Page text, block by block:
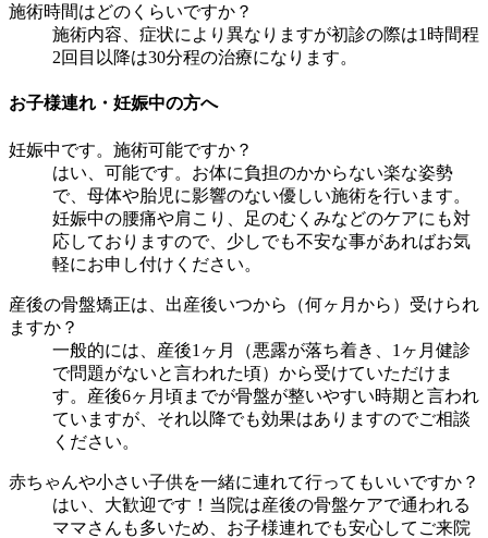
施術時間はどのくらいですか？
施術内容、症状により異なりますが初診の際は1時間程
2回目以降は30分程の治療になります。
お子様連れ・妊娠中の方へ
妊娠中です。施術可能ですか？
はい、可能です。お体に負担のかからない楽な姿勢
で、母体や胎児に影響のない優しい施術を行います。
妊娠中の腰痛や肩こり、足のむくみなどのケアにも対
応しておりますので、少しでも不安な事があればお気
軽にお申し付けください。
産後の骨盤矯正は、出産後いつから（何ヶ月から）受けられ
ますか？
一般的には、産後1ヶ月（悪露が落ち着き、1ヶ月健診
で問題がないと言われた頃）から受けていただけま
す。産後6ヶ月頃までが骨盤が整いやすい時期と言われ
ていますが、それ以降でも効果はありますのでご相談
ください。
赤ちゃんや小さい子供を一緒に連れて行ってもいいですか？
はい、大歓迎です！当院は産後の骨盤ケアで通われる
ママさんも多いため、お子様連れでも安心してご来院